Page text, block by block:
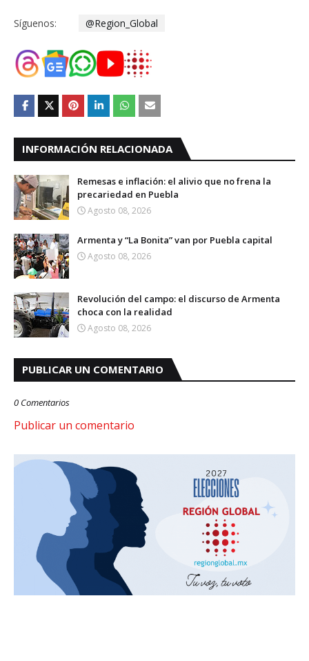
Síguenos: @Region_Global
INFORMACIÓN RELACIONADA
Remesas e inflación: el alivio que no frena la
precariedad en Puebla
Agosto 08, 2026
Armenta y “La Bonita” van por Puebla capital
Agosto 08, 2026
Revolución del campo: el discurso de Armenta
choca con la realidad
Agosto 08, 2026
PUBLICAR UN COMENTARIO
0 Comentarios
Publicar un comentario